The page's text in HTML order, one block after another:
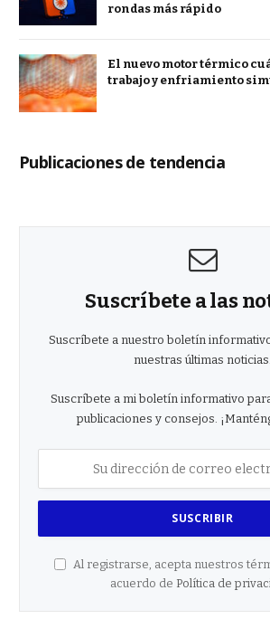
rondas más rápido
El nuevo motor térmico
trabajo y enfriamiento
Publicaciones de tendencia
Suscríbete a las
Suscríbete a nuestro boletín
nuestras últimas noticias.
Suscríbete a mi boletín informativo
publicaciones y consejos.
Al registrarse, acepta nuestros
acuerdo de Política de